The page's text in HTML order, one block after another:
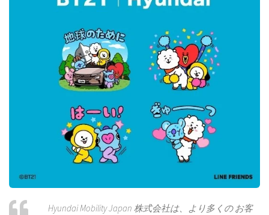
Hyundai Mobility Japan 株式会社は、より多くの お客